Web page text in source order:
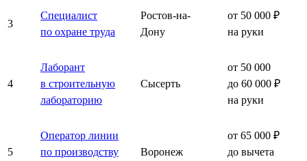
3
Специалист
по охране труда
Ростов-на-
Дону
от 50 000 ₽
на руки
4
Лаборант
в строительную
лабораторию
Сысерть
от 50 000
до 60 000 ₽
на руки
5
Оператор линии
по производству
Воронеж
от 65 000 ₽
до вычета